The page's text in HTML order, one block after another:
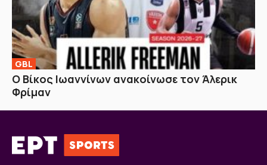
GBL
Ο Βίκος Ιωαννίνων ανακοίνωσε τον Άλερικ
Φρίμαν